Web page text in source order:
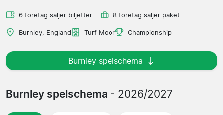
6 företag säljer biljetter 8 företag säljer paket
Burnley, England Turf Moor Championship
Burnley spelschema
Burnley spelschema - 2026/2027